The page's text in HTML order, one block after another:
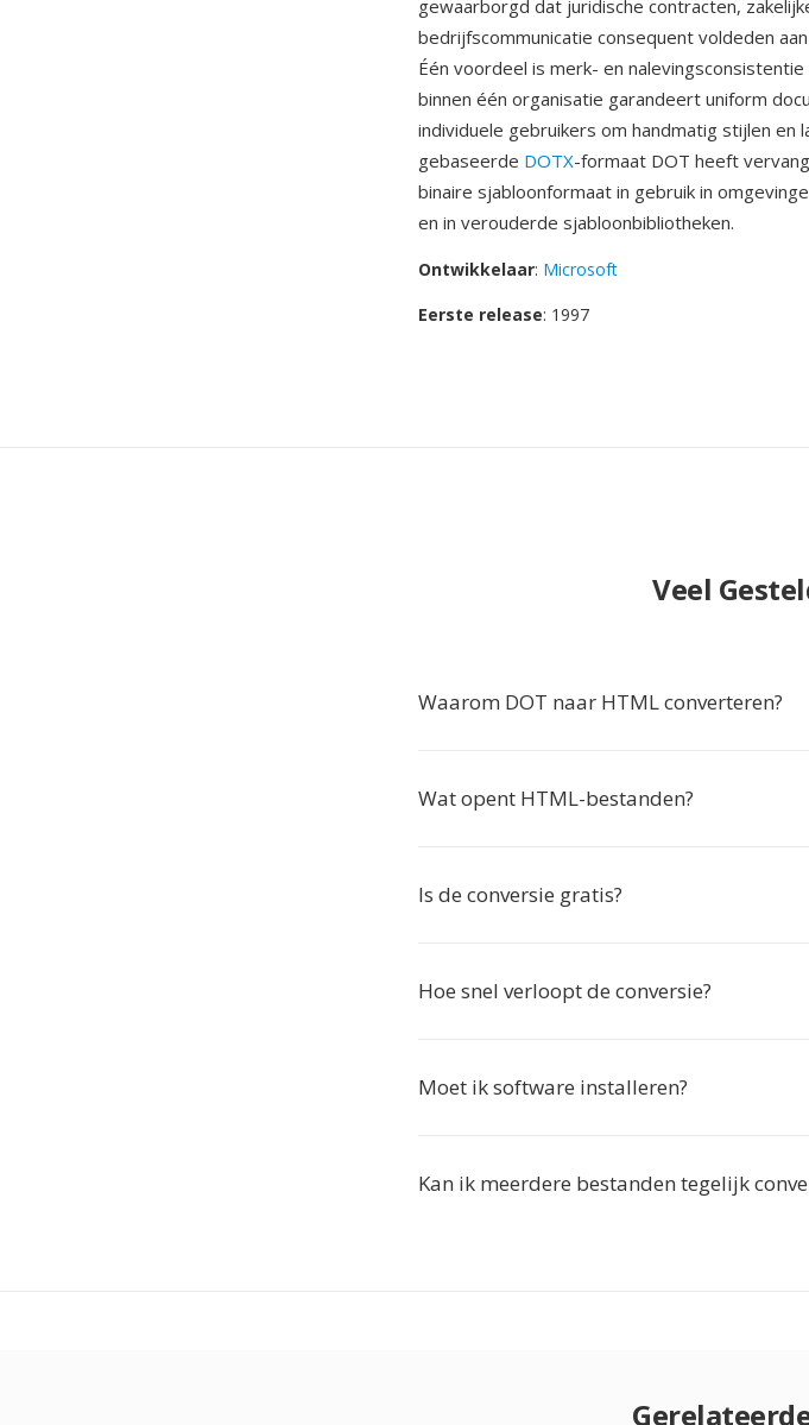
gewaarborgd dat juridische contracten,
bedrijfscommunicatie consequent voldeden
Één voordeel is merk- en
binnen één organisatie garandeert uniform
individuele gebruikers om handmatig stijlen
gebaseerde DOTX-formaat DOT heeft
binaire sjabloonformaat in gebruik in
en in verouderde sjabloonbibliotheken.
Ontwikkelaar: Microsoft
Eerste release: 1997
Veel
Waarom DOT naar HTML converteren?
Wat opent HTML-bestanden?
Is de conversie gratis?
Hoe snel verloopt de conversie?
Moet ik software installeren?
Kan ik meerdere bestanden tegelijk